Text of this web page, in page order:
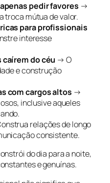
pedir favores →
troca mútua de valor.
para profissionais
interesse
do céu → O
e construção
com cargos altos →
inclusive aqueles
relações de longo
consistente.
do dia para a noite,
e genuínas.